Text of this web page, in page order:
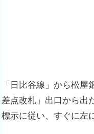
「日比谷線」から松
差点改札」出口から出
標示に従い、すぐに左